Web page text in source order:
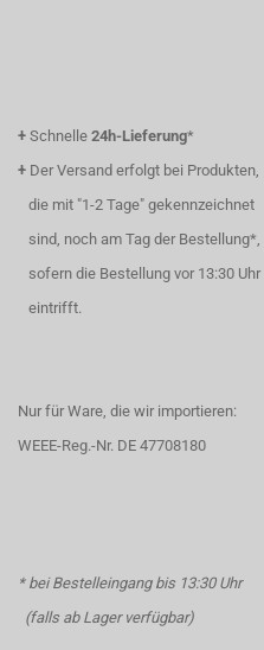
+ Schnelle 24h-Lieferung*
+ Der Versand erfolgt bei Produkten,
die mit "1-2 Tage" gekennzeichnet
sind, noch am Tag der Bestellung*,
sofern die Bestellung vor 13:30 Uhr
eintrifft.
Nur für Ware, die wir importieren:
WEEE-Reg.-Nr. DE 47708180
* bei Bestelleingang bis 13:30 Uhr
(falls ab Lager verfügbar)